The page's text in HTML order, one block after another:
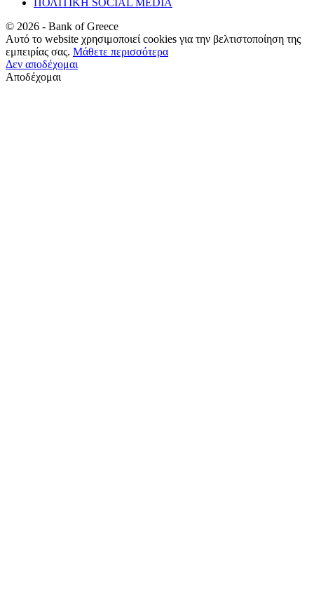
© 2026 - Bank of Greece
Αυτό το website χρησιμοποιεί cookies για την βελτιστοποίηση της
εμπειρίας σας. Μάθετε περισσότερα
Δεν αποδέχομαι
Αποδέχομαι